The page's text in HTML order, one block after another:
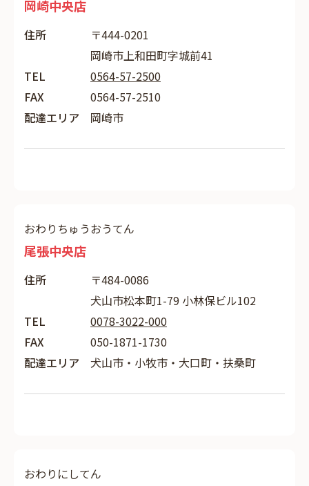
岡崎中央店
住所
〒444-0201
岡崎市上和田町字城前41
TEL
0564-57-2500
FAX
0564-57-2510
配達エリア
岡崎市
おわりちゅうおうてん
尾張中央店
住所
〒484-0086
犬山市松本町1-79 小林保ビル102
TEL
0078-3022-000
FAX
050-1871-1730
配達エリア
犬山市・小牧市・大口町・扶桑町
おわりにしてん